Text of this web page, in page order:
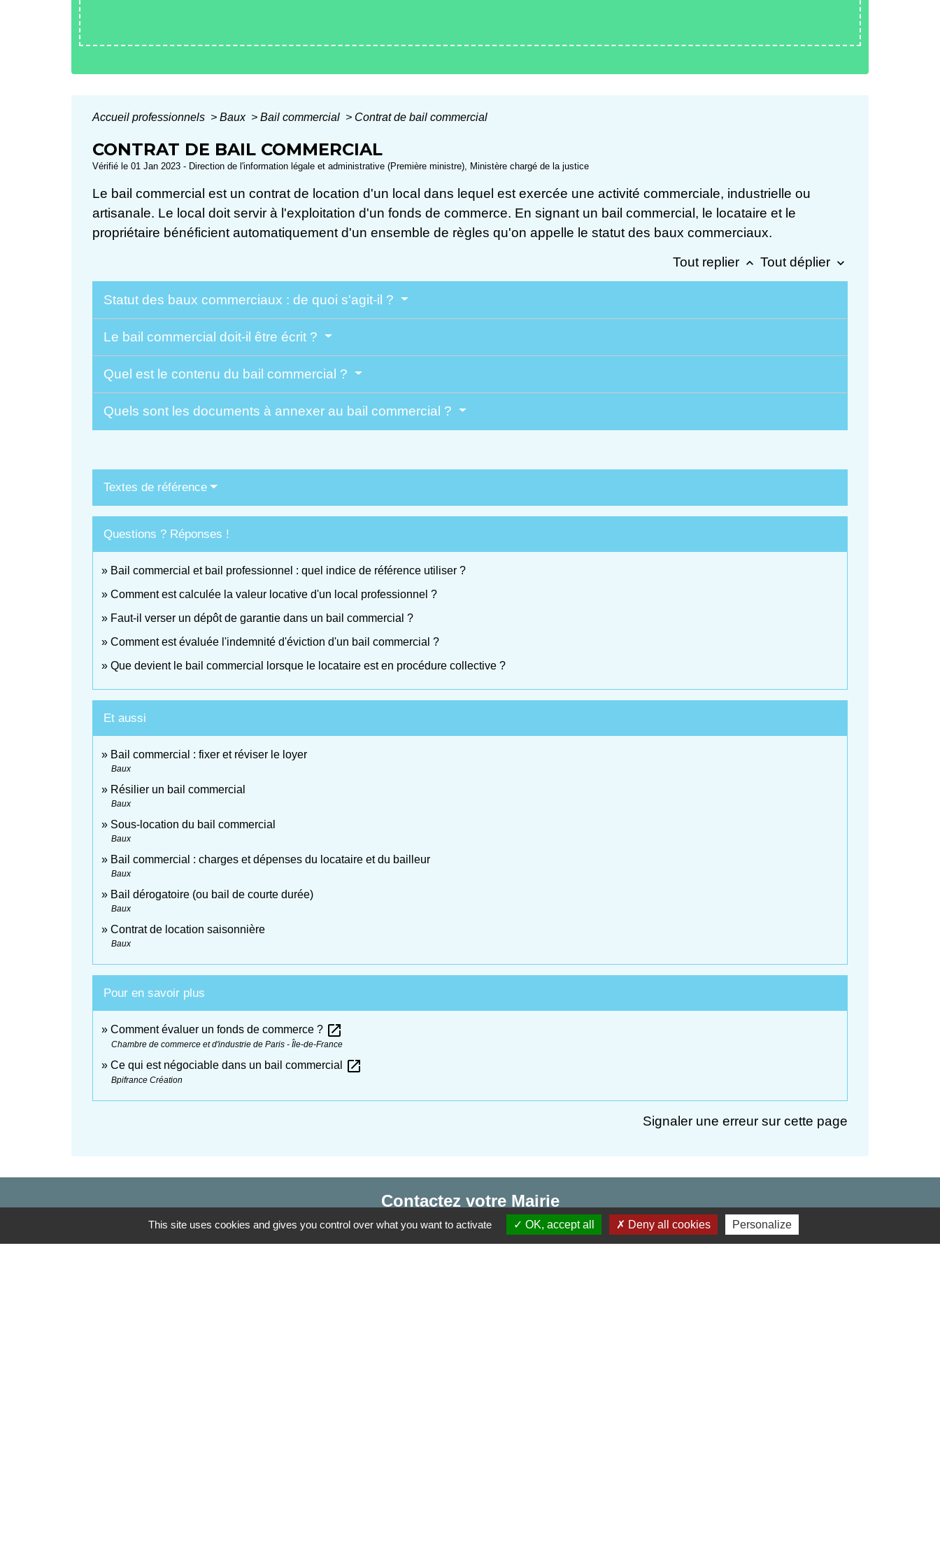
Accueil professionnels > Baux > Bail commercial > Contrat de bail commercial
CONTRAT DE BAIL COMMERCIAL
Vérifié le 01 Jan 2023 - Direction de l'information légale et administrative (Première ministre), Ministère chargé de la justice
Le bail commercial est un contrat de location d'un local dans lequel est exercée une activité commerciale, industrielle ou
artisanale. Le local doit servir à l'exploitation d'un fonds de commerce. En signant un bail commercial, le locataire et le
propriétaire bénéficient automatiquement d'un ensemble de règles qu'on appelle le statut des baux commerciaux.
Tout replier keyboard_arrow_up Tout déplier keyboard_arrow_down
Statut des baux commerciaux : de quoi s'agit-il ?
Le bail commercial doit-il être écrit ?
Quel est le contenu du bail commercial ?
Quels sont les documents à annexer au bail commercial ?
Textes de référence
Questions ? Réponses !
Bail commercial et bail professionnel : quel indice de référence utiliser ?
Comment est calculée la valeur locative d'un local professionnel ?
Faut-il verser un dépôt de garantie dans un bail commercial ?
Comment est évaluée l'indemnité d'éviction d'un bail commercial ?
Que devient le bail commercial lorsque le locataire est en procédure collective ?
Et aussi
Bail commercial : fixer et réviser le loyer
Baux
Résilier un bail commercial
Baux
Sous-location du bail commercial
Baux
Bail commercial : charges et dépenses du locataire et du bailleur
Baux
Bail dérogatoire (ou bail de courte durée)
Baux
Contrat de location saisonnière
Baux
Pour en savoir plus
Comment évaluer un fonds de commerce ? open_in_new
Chambre de commerce et d'industrie de Paris - Île-de-France
Ce qui est négociable dans un bail commercial open_in_new
Bpifrance Création
Signaler une erreur sur cette page
Contactez votre Mairie
Commune d'Haudivillers
5, rue de l'Église
This site uses cookies and gives you control over what you want to activate OK, accept all Deny all cookies Personalize